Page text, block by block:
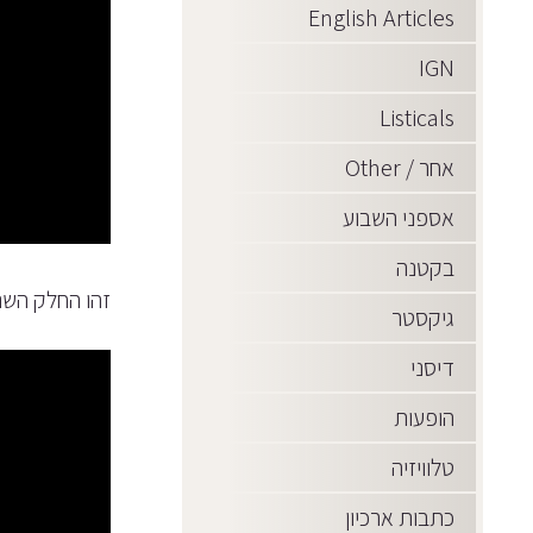
English Articles
IGN
Listicals
אחר / Other
אספני השבוע
בקטנה
גיקסטר
דיסני
הופעות
טלוויזיה
כתבות ארכיון
זהו החלק